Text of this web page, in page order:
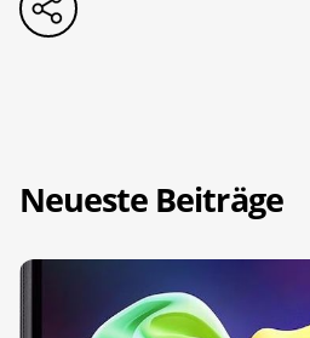
Neueste Beiträge